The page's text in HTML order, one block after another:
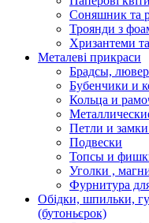
Соняшник та
Троянди з
Хризантеми
Металеві прикраси
Брадсы,
Бубенчики и
Кольца и
Петли и
Подвески
Топсы и
Уголки ,
Фурнитура
Обідки, шпильки,
(бутоньєрок)